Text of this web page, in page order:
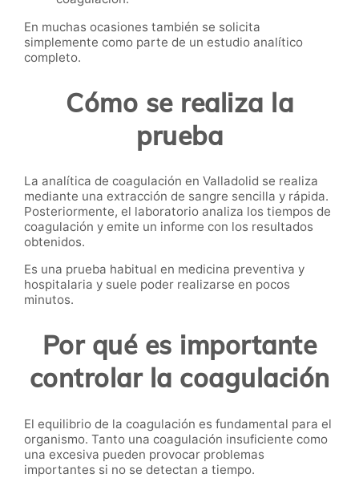
En muchas ocasiones también se solicita
simplemente como parte de un estudio analítico
completo.
Cómo se realiza la
prueba
La analítica de coagulación en Valladolid se realiza
mediante una extracción de sangre sencilla y rápida.
Posteriormente, el laboratorio analiza los tiempos de
coagulación y emite un informe con los resultados
obtenidos.
Es una prueba habitual en medicina preventiva y
hospitalaria y suele poder realizarse en pocos
minutos.
Por qué es importante
controlar la coagulación
El equilibrio de la coagulación es fundamental para el
organismo. Tanto una coagulación insuficiente como
una excesiva pueden provocar problemas
importantes si no se detectan a tiempo.